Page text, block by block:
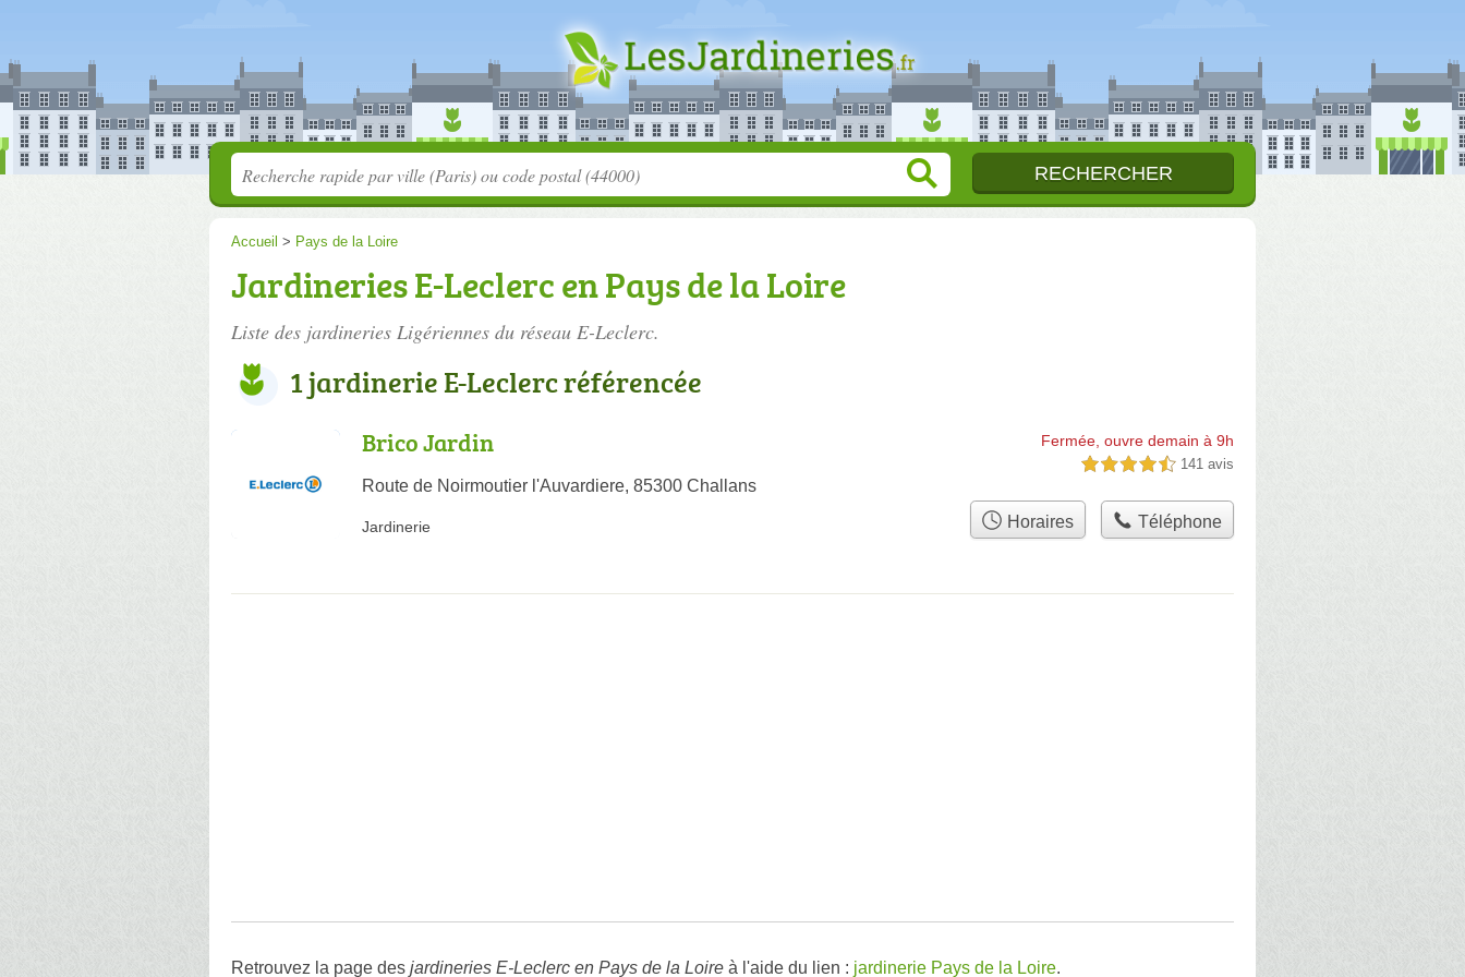
Accueil > Pays de la Loire
Jardineries E-Leclerc en Pays de la Loire
Liste des jardineries Ligériennes du réseau E-Leclerc.
1 jardinerie E-Leclerc référencée
Brico Jardin
Route de Noirmoutier l'Auvardiere, 85300 Challans
Fermée, ouvre demain à 9h
4,5 étoiles sur 5 141 avis
Jardinerie Horaires Téléphone
Retrouvez la page des jardineries E-Leclerc en Pays de la Loire à l'aide du lien : jardinerie Pays de la Loire.